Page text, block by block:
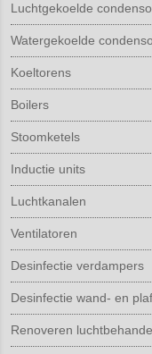
Luchtgekoelde
Watergekoelde
Koeltorens
Boilers
Stoomketels
Inductie units
Luchtkanalen
Ventilatoren
Desinfectie verdampers
Desinfectie wand- en
Renoveren